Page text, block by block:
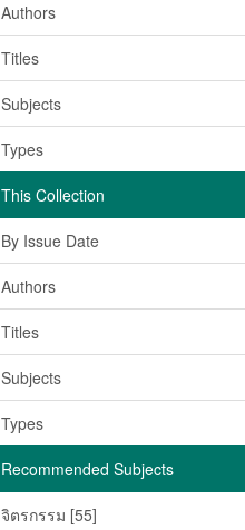
Authors
Titles
Subjects
Types
This Collection
By Issue Date
Authors
Titles
Subjects
Types
Recommended Subjects
จิตรกรรม [55]